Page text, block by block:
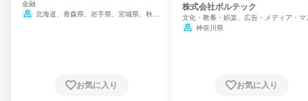
金融
北海道、青森県、岩手県、宮城県、秋田
崎県、熊本県、大分県、宮崎県、鹿児島県、
お気に入り
門
株式会社ボルテック
文化・教養・娯楽、広告・メディア・マ
ミ、電力・ガス・水道・エネルギー
神奈川県
お気に入り